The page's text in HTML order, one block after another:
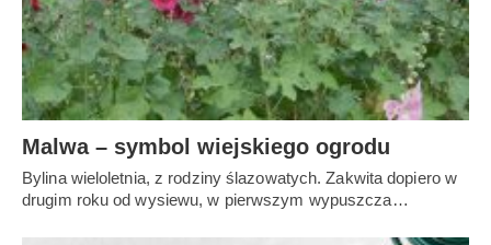
Malwa – symbol wiejskiego ogrodu
Bylina wieloletnia, z rodziny ślazowatych. Zakwita dopiero w
drugim roku od wysiewu, w pierwszym wypuszcza…